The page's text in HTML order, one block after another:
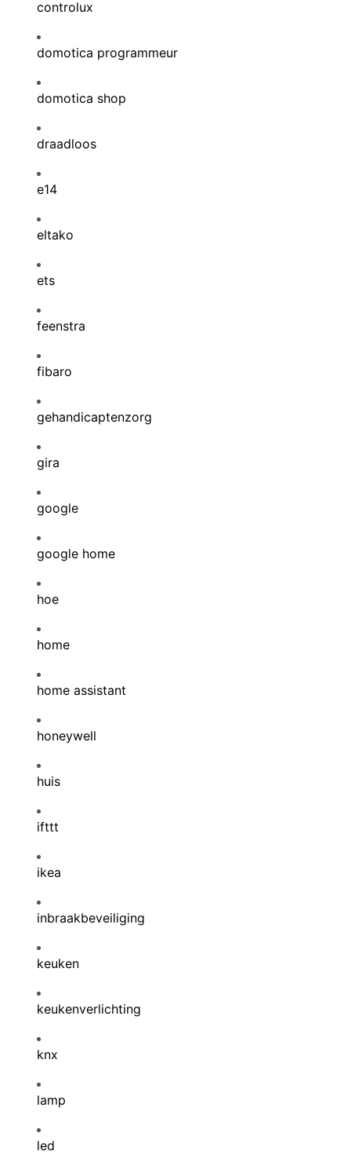
controlux
domotica programmeur
domotica shop
draadloos
e14
eltako
ets
feenstra
fibaro
gehandicaptenzorg
gira
google
google home
hoe
home
home assistant
honeywell
huis
ifttt
ikea
inbraakbeveiliging
keuken
keukenverlichting
knx
lamp
led